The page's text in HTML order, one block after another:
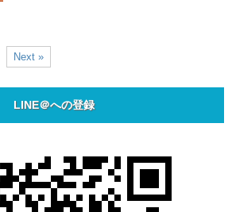
Next »
LINE＠への登録